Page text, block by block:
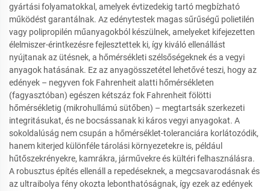
gyártási folyamatokkal, amelyek évtizedekig tartó megbízható
működést garantálnak. Az edénytestek magas sűrűségű polietilén
vagy polipropilén műanyagokból készülnek, amelyeket kifejezetten
élelmiszer-érintkezésre fejlesztettek ki, így kiváló ellenállást
nyújtanak az ütésnek, a hőmérsékleti szélsőségeknek és a vegyi
anyagok hatásának. Ez az anyagösszetétel lehetővé teszi, hogy az
edények – negyven fok Fahrenheit alatti hőmérsékleten
(fagyasztóban) egészen kétszáz fok Fahrenheit fölötti
hőmérsékletig (mikrohullámú sütőben) – megtartsák szerkezeti
integritásukat, és ne bocsássanak ki káros vegyi anyagokat. A
sokoldalúság nem csupán a hőmérséklet-toleranciára korlátozódik,
hanem kiterjed különféle tárolási környezetekre is, például
hűtőszekrényekre, kamrákra, járművekre és kültéri felhasználásra.
A robusztus építés ellenáll a repedéseknek, a megcsavarodásnak és
az ultraibolya fény okozta lebonthatóságnak, így ezek az edények